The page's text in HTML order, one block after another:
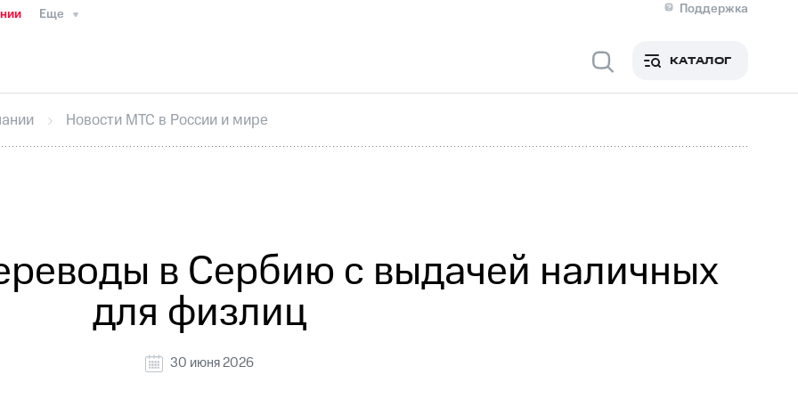
Еще
Поддержка
Медиа-центр
ИнтервьюФинансовая отчетностьКонтактыПригласить спикера
секретарьРаскрытие информации
кабинет акционераАкционерный капиталКонтроль и аудитРынок акций
КАТАЛОГ
Новости МТС в России и мире
в Сербию с выдачей наличных
для физлиц
30 июня 2026